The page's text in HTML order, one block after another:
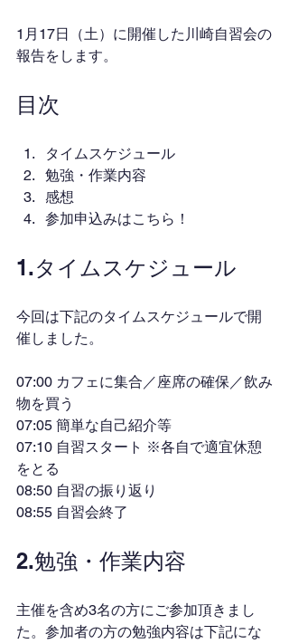
1月17日（土）に開催した川崎自習会の
報告をします。
目次
タイムスケジュール
勉強・作業内容
感想
参加申込みはこちら！
1.タイムスケジュール
今回は下記のタイムスケジュールで開
催しました。
07:00 カフェに集合／座席の確保／飲み
物を買う
07:05 簡単な自己紹介等
07:10 自習スタート ※各自で適宜休憩
をとる
08:50 自習の振り返り
08:55 自習会終了
2.勉強・作業内容
主催を含め3名の方にご参加頂きまし
た。参加者の方の勉強内容は下記にな